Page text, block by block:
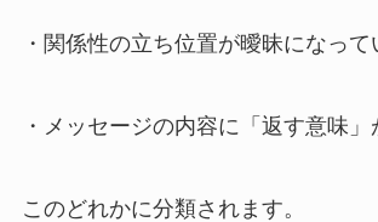
・関係性の立ち位置が曖昧になって
・メッセージの内容に「返す意味
このどれかに分類されます。